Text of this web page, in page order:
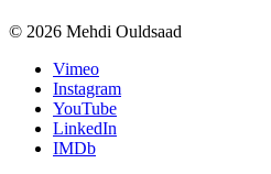
© 2026 Mehdi Ouldsaad
Vimeo
Instagram
YouTube
LinkedIn
IMDb